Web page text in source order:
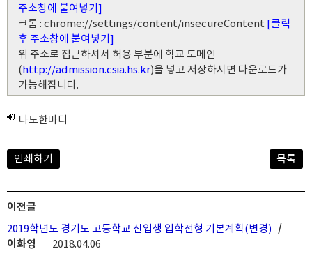
주소창에 붙여넣기]
크롬 : chrome://settings/content/insecureContent [클릭
후 주소창에 붙여넣기]
위 주소로 접근하셔서 허용 부분에 학교 도메인
(http://admission.csia.hs.kr)을 넣고 저장하시면 다운로드가
가능해집니다.
나도한마디
인쇄하기 목록
이전글
2019학년도 경기도 고등학교 신입생 입학전형 기본계획(변경) /
이화영
2018.04.06